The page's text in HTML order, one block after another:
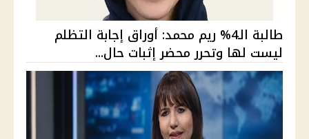
طالبة الـ4% ريم محمد: أوراق إجابة التظلم
ليست لها وتحرر محضر إثبات حال...